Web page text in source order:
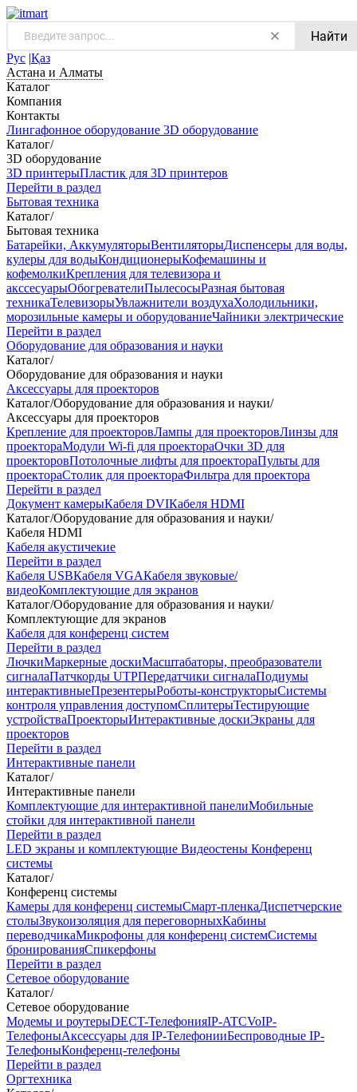
Найти
Рус |Қаз
Астана и Алматы
Каталог
Компания
Контакты
Лингафонное оборудование 3D оборудование
Каталог/
3D оборудование
3D принтерыПластик для 3D принтеров
Перейти в раздел
Бытовая техника
Каталог/
Бытовая техника
Батарейки, АккумуляторыВентиляторыДиспенсеры для воды,
кулеры для водыКондиционерыКофемашины и
кофемолкиКрепления для телевизора и
акссесуарыОбогревателиПылесосыРазная бытовая
техникаТелевизорыУвлажнители воздухаХолодильники,
морозильные камеры и оборудованиеЧайники электрические
Перейти в раздел
Оборудование для образования и науки
Каталог/
Оборудование для образования и науки
Аксессуары для проекторов
Каталог/Оборудование для образования и науки/
Аксессуары для проекторов
Крепление для проекторовЛампы для проекторовЛинзы для
проектораМодули Wi-fi для проектораОчки 3D для
проекторовПотолочные лифты для проектораПульты для
проектораСтолик для проектораФильтра для проектора
Перейти в раздел
Документ камерыКабеля DVIКабеля HDMI
Каталог/Оборудование для образования и науки/
Кабеля HDMI
Кабеля акустичекие
Перейти в раздел
Кабеля USBКабеля VGAКабеля звуковые/
видеоКомплектующие для экранов
Каталог/Оборудование для образования и науки/
Комплектующие для экранов
Кабеля для конференц систем
Перейти в раздел
ЛючкиМаркерные доскиМасштабаторы, преобразователи
сигналаПатчкорды UTPПередатчики сигналаПодиумы
интерактивныеПрезентерыРоботы-конструкторыСистемы
контроля управления доступомСплитерыТестирующие
устройстваПроекторыИнтерактивные доскиЭкраны для
проекторов
Перейти в раздел
Интерактивные панели
Каталог/
Интерактивные панели
Комплектующие для интерактивной панелиМобильные
стойки для интерактивной панели
Перейти в раздел
LED экраны и комплектующие Видеостены Конференц
системы
Каталог/
Конференц системы
Камеры для конференц системыCмарт-пленкаДиспетчерские
столыЗвукоизоляция для переговорныхКабины
переводчикаМикрофоны для конференц системСистемы
бронированияСпикерфоны
Перейти в раздел
Сетевое оборудование
Каталог/
Сетевое оборудование
Модемы и роутерыDECT-ТелефонияIP-ATCVoIP-
ТелефоныАксессуары для IP-ТелефонииБеспроводные IP-
ТелефоныКонференц-телефоны
Перейти в раздел
Оргтехника